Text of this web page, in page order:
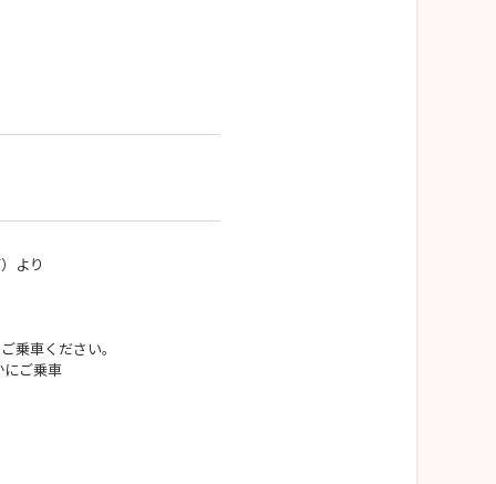
より
車ください。
ご乗車